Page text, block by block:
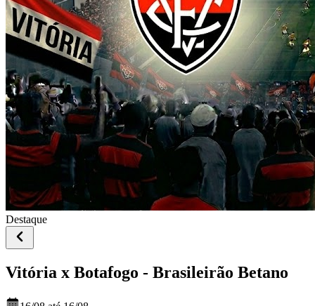
Destaque
Vitória x Botafogo - Brasileirão Betano